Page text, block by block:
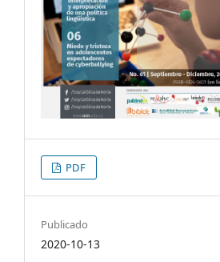
PDF
Publicado
2020-10-13